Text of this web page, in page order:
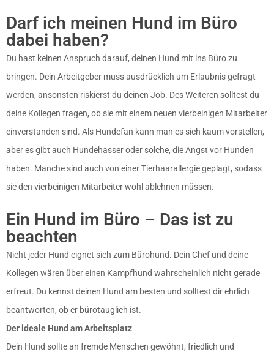
Darf ich meinen Hund im Büro
dabei haben?
Du hast keinen Anspruch darauf, deinen Hund mit ins Büro zu
bringen. Dein Arbeitgeber muss ausdrücklich um Erlaubnis gefragt
werden, ansonsten riskierst du deinen Job. Des Weiteren solltest du
deine Kollegen fragen, ob sie mit einem neuen vierbeinigen Mitarbeiter
einverstanden sind. Als Hundefan kann man es sich kaum vorstellen,
aber es gibt auch Hundehasser oder solche, die Angst vor Hunden
haben. Manche sind auch von einer Tierhaarallergie geplagt, sodass
sie den vierbeinigen Mitarbeiter wohl ablehnen müssen.
Ein Hund im Büro – Das ist zu
beachten
Nicht jeder Hund eignet sich zum Bürohund. Dein Chef und deine
Kollegen wären über einen Kampfhund wahrscheinlich nicht gerade
erfreut. Du kennst deinen Hund am besten und solltest dir ehrlich
beantworten, ob er bürotauglich ist.
Der ideale Hund am Arbeitsplatz
Dein Hund sollte an fremde Menschen gewöhnt, friedlich und